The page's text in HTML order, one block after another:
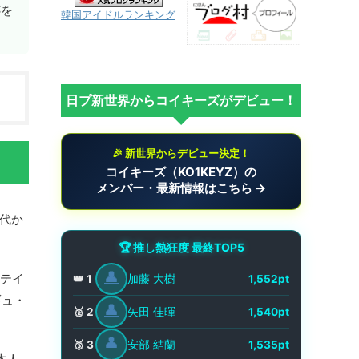
か
イ
・
韓国アイドルランキング
日プ新世界からコイキーズがデビュー！
🎉 新世界からデビュー決定！
コイキーズ（KO1KEYZ）の
メンバー・最新情報はこちら →
🏆 推し熱狂度 最終TOP5
👑 1 👤 加藤 大樹 1,552pt
🥈 2 👤 矢田 佳暉 1,540pt
🥉 3 👤 安部 結蘭 1,535pt